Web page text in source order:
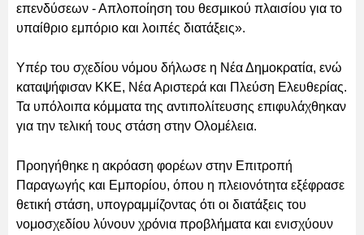
επενδύσεων - Απλοποίηση του θεσμικού πλαισίου για το
υπαίθριο εμπόριο και λοιπές διατάξεις».
Υπέρ του σχεδίου νόμου δήλωσε η Νέα Δημοκρατία, ενώ
καταψήφισαν ΚΚΕ, Νέα Αριστερά και Πλεύση Ελευθερίας.
Τα υπόλοιπα κόμματα της αντιπολίτευσης επιφυλάχθηκαν
για την τελική τους στάση στην Ολομέλεια.
Προηγήθηκε η ακρόαση φορέων στην Επιτροπή
Παραγωγής και Εμπορίου, όπου η πλειονότητα εξέφρασε
θετική στάση, υπογραμμίζοντας ότι οι διατάξεις του
νομοσχεδίου λύνουν χρόνια προβλήματα και ενισχύουν